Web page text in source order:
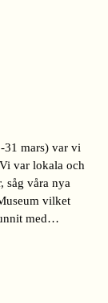
31 mars) var vi
var lokala och
såg våra nya
vilket
med…